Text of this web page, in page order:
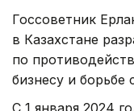
Госсоветник
в Казахстане
по
бизнесу и борьбе
С 1 января 2024